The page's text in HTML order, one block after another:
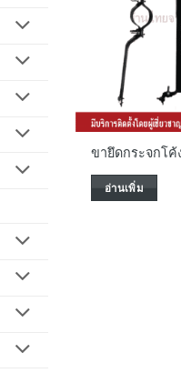
ขายึดกระจกโค้
อ่านเพิ่ม